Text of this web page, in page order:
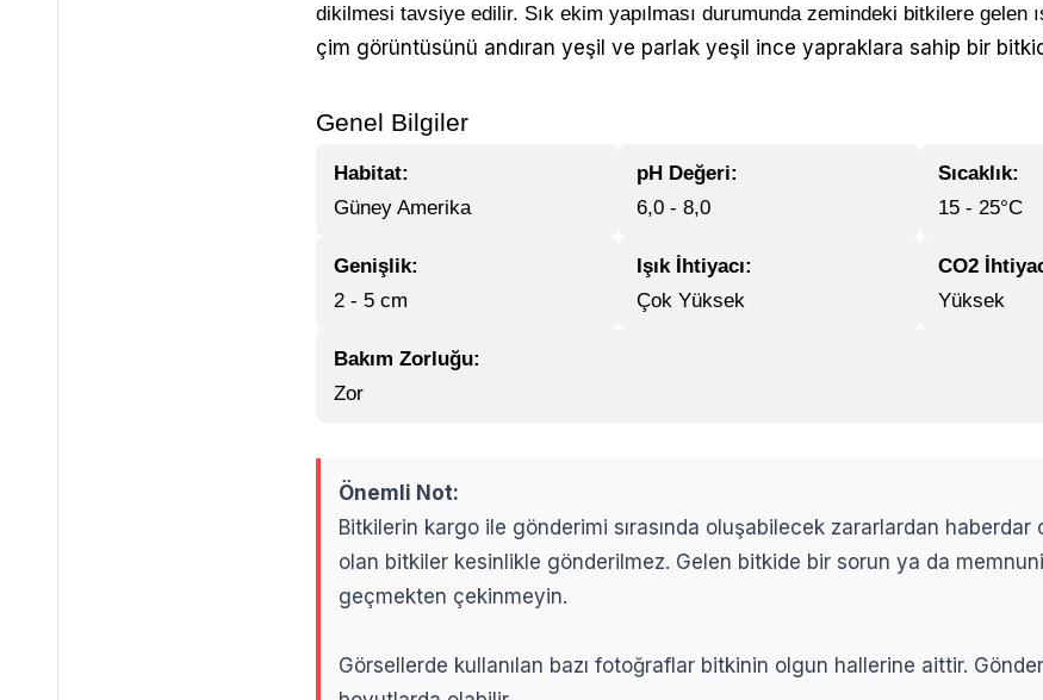
dikilmesi tavsiye edilir. Sık ekim yapılması durumunda zemindeki bitkilere gelen
çim görüntüsünü andıran yeşil ve parlak yeşil ince yapraklara sahip bir
Genel Bilgiler
Habitat:
Güney Amerika
pH Değeri:
6,0 - 8,0
Sıcaklık:
15 - 25°C
Genişlik:
2 - 5 cm
Işık İhtiyacı:
Çok Yüksek
CO2
Yüksek
Bakım Zorluğu:
Zor
Önemli Not:
Bitkilerin kargo ile gönderimi sırasında oluşabilecek zararlardan
olan bitkiler kesinlikle gönderilmez. Gelen bitkide bir sorun ya da
geçmekten çekinmeyin.
Görsellerde kullanılan bazı fotoğraflar bitkinin olgun hallerine aittir.